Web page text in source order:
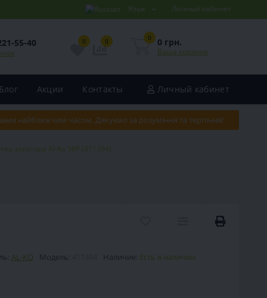
Язык Личный кабинет
55-40 0 0 0 0 грн.
Ваша корзина
Блог Акции Контакты Личный кабинет
найближчим часом. Дякуємо за розуміння та терпіння!
аэратора Al-Ko 38P (411394)
AL-KO Модель: Наличие: Есть в наличии